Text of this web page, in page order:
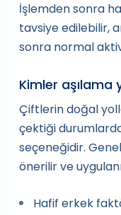
İşlemden sonra
tavsiye edilebilir,
sonra normal
Kimler aşılama
Çiftlerin doğal
çektiği
seçeneğidir.
önerilir ve
Hafif erkek